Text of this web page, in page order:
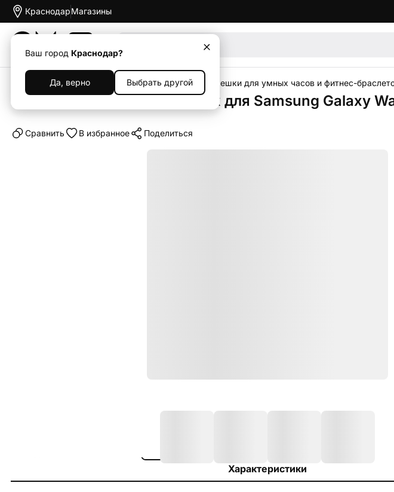
Краснодар
Ваш город Краснодар?
Да, верно Выбрать другой
Магазины
Каталог Аксессуары Ремешки Ремешки для умных часов и фитнес-
Ремешок Spigen DuraPro Flex для Samsung Galaxy
Cравнить В избранное Поделиться
Характеристики